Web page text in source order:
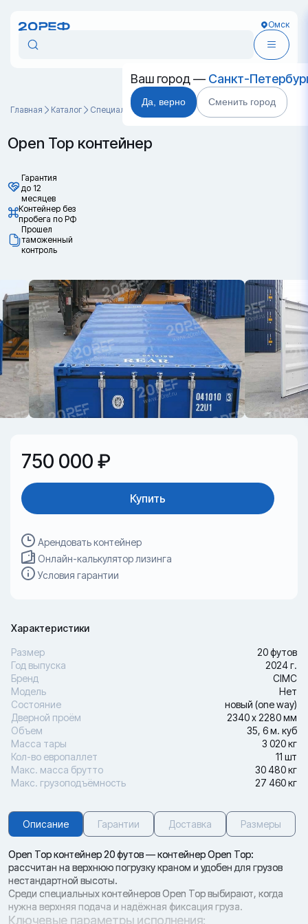
Омск
Ваш город — Санкт-
Да, верно Сменить город
Главная Каталог Специальные контейнеры Open Top контейнер
Open Top контейнер
Гарантия
до 12
месяцев
Контейнер без
пробега по РФ
Прошел
таможенный
контроль
750 000 ₽
Купить
Арендовать контейнер
Онлайн-калькулятор лизинга
Условия гарантии
Характеристики
Размер
20 футов
Год выпуска
2024 г.
Бренд
CIMC
Модель
Нет
Состояние
новый (one way)
Дверной проём
2340 х 2280 мм
Объем
35, 6 м. куб
Масса тары
3 020 кг
Кол-во европаллет
11 шт
Макс. масса брутто
30 480 кг
Макс. грузоподъёмность
27 460 кг
Описание Гарантии Доставка Размеры
Open Top контейнер 20 футов — контейнер Open Top:
рассчитан на верхнюю погрузку краном и удобен для грузов
нестандартной высоты.
Среди специальных контейнеров Open Top выбирают, когда
нужна верхняя подача и надёжная фиксация груза.
Ключевые параметры исполнения: